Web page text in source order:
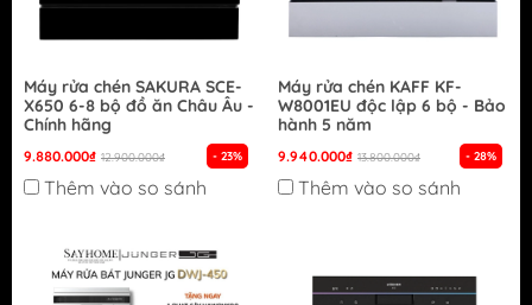
Máy rửa chén SAKURA SCE-
X650 6-8 bộ đồ ăn Châu Âu -
Chính hãng
9.880.000₫ 12.900.000₫ - 23%
Thêm vào so sánh
Máy rửa chén KAFF KF-
W8001EU độc lập 6 bộ - Bảo
hành 5 năm
9.940.000₫ 13.800.000₫ - 28%
Thêm vào so sánh